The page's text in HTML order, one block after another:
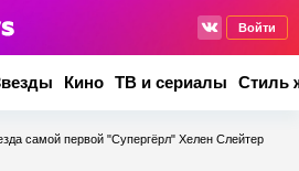
Войти
Кино ТВ и сериалы Стиль
самой первой "Супергёрл" Хелен Слейтер